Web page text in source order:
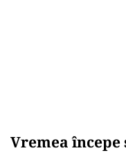
Vremea începe